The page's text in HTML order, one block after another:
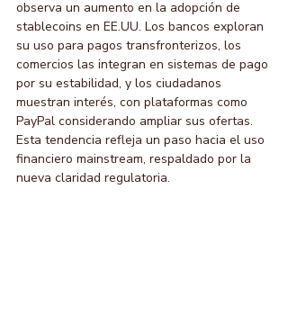
observa un aumento en la adopción de
stablecoins en EE.UU. Los bancos exploran
su uso para pagos transfronterizos, los
comercios las integran en sistemas de pago
por su estabilidad, y los ciudadanos
muestran interés, con plataformas como
PayPal considerando ampliar sus ofertas.
Esta tendencia refleja un paso hacia el uso
financiero mainstream, respaldado por la
nueva claridad regulatoria.